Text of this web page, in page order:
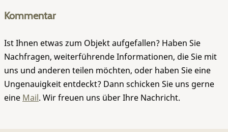
Kommentar
Ist Ihnen etwas zum Objekt aufgefallen? Haben Sie
Nachfragen, weiterführende Informationen, die Sie mit
uns und anderen teilen möchten, oder haben Sie eine
Ungenauigkeit entdeckt? Dann schicken Sie uns gerne
eine Mail. Wir freuen uns über Ihre Nachricht.